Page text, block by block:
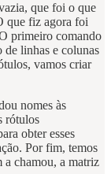
que foi o que
que fiz agora foi
primeiro comando
linhas e colunas
vamos criar
nomes às
rótulos
obter esses
Por fim, temos
a chamou, a matriz